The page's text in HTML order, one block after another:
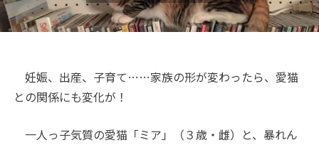
妊娠、出産、子育て……家族の形が変わったら、愛猫
との関係にも変化が！
一人っ子気質の愛猫「ミア」（３歳・雌）と、暴れん